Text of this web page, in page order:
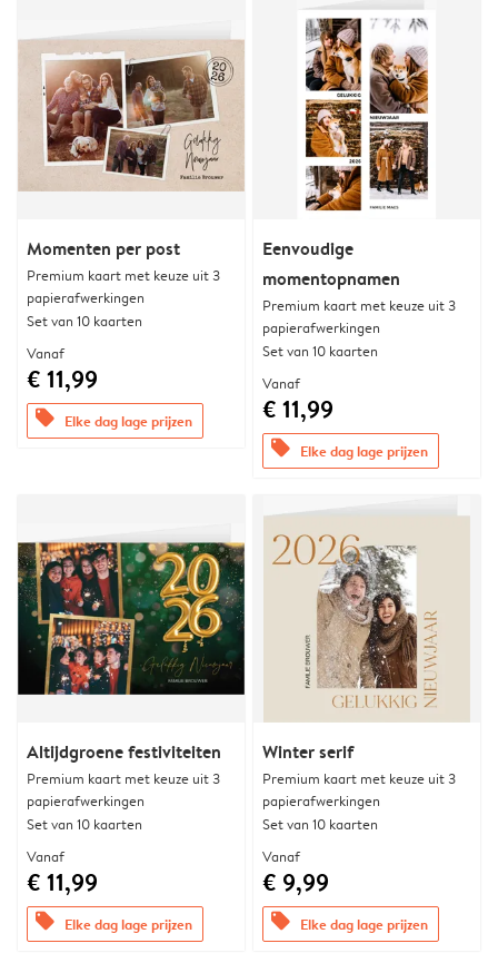
Momenten per post
Premium kaart met keuze uit 3
papierafwerkingen
Set van 10 kaarten
Vanaf
€ 11,99
offers Elke dag lage prijzen
Eenvoudige
momentopnamen
Premium kaart met keuze uit 3
papierafwerkingen
Set van 10 kaarten
Vanaf
€ 11,99
offers Elke dag lage prijzen
Altijdgroene festiviteiten
Premium kaart met keuze uit 3
papierafwerkingen
Set van 10 kaarten
Vanaf
€ 11,99
offers Elke dag lage prijzen
Winter serif
Premium kaart met keuze uit 3
papierafwerkingen
Set van 10 kaarten
Vanaf
€ 9,99
offers Elke dag lage prijzen